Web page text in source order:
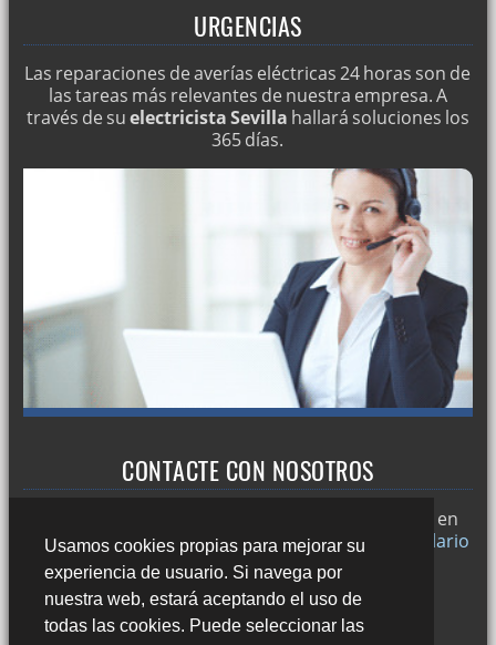
Usamos cookies propias para mejorar su
experiencia de usuario. Si navega por
nuestra web, estará aceptando el uso de
todas las cookies. Puede seleccionar las
URGENCIAS
Las reparaciones de averías eléctricas 24 horas son de
las tareas más relevantes de nuestra empresa. A
través de suelectricista Sevilla hallará soluciones los
365 días.
CONTACTE CON NOSOTROS
y si desea puede ponerse en
contacto con nosotros a través de nuestro
formulario
de contacto o llamándonos al:
678 49 45 44